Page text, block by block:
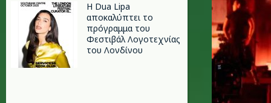
Η Dua Lipa
αποκαλύπτει το
πρόγραμμα του
Φεστιβάλ Λογοτεχνίας
του Λονδίνου